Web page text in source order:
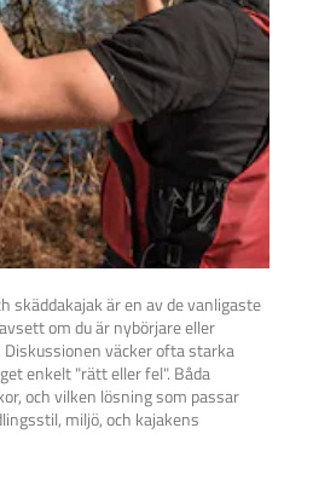
skäddakajak är en av de vanligaste
om du är nybörjare eller
väcker ofta starka
enkelt "rätt eller fel". Båda
och vilken lösning som passar
miljö, och kajakens